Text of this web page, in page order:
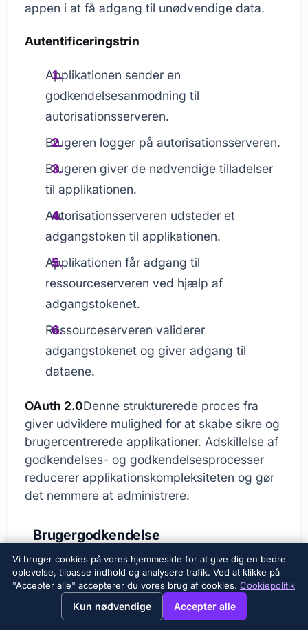
View this page in English?
appen i at få adgang til unødvendige data.
Autentificeringstrin
Applikationen sender en
godkendelsesanmodning til
autorisationsserveren.
Brugeren logger på autorisationsserveren.
Brugeren giver de nødvendige tilladelser
til applikationen.
Autorisationsserveren udsteder et
adgangstoken til applikationen.
Applikationen får adgang til
ressourceserveren ved hjælp af
adgangstokenet.
Ressourceserveren validerer
adgangstokenet og giver adgang til
dataene.
OAuth 2.0Denne strukturerede proces fra
giver udviklere mulighed for at skabe sikre og
brugercentrerede applikationer. Adskillelse af
godkendelses- og godkendelsesprocesser
reducerer applikationskompleksiteten og gør
det nemmere at administrere.
Brugergodkendelse
Brugergodkendelse,OAuth 2.0er en vigtig
del af processen. Brugerens identitet
verificeres af autorisationsserveren, og som
et resultat af denne verifikation gives adgang
Vi bruger cookies på vores hjemmeside for at give dig en bedre
oplevelse, tilpasse indhold og analysere trafik. Ved at klikke på
"Accepter alle" accepterer du vores brug af cookies. Cookiepolitik
Kun nødvendige Accepter alle